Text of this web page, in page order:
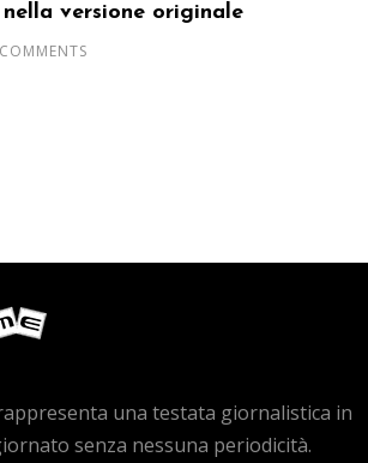
versione originale
una testata giornalistica in
senza nessuna periodicità.